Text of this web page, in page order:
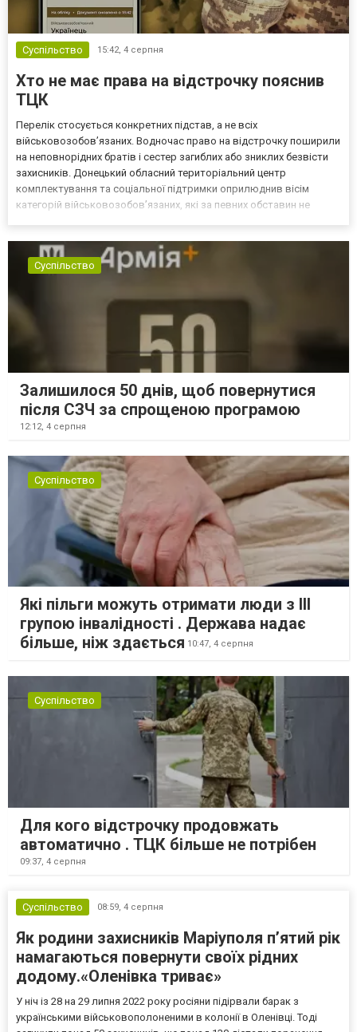
Суспільство 15:42, 4 серпня
Хто не має права на відстрочку пояснив
ТЦК
Перелік стосується конкретних підстав, а не всіх
військовозобов’язаних. Водночас право на відстрочку поширили
на неповнорідних братів і сестер загиблих або зниклих безвісти
захисників. Донецький обласний територіальний центр
комплектування та соціальної підтримки оприлюднив вісім
категорій військовозобов’язаних, які за певних обставин не
Суспільство
Залишилося 50 днів, щоб повернутися
після СЗЧ за спрощеною програмою
12:12, 4 серпня
Суспільство
Які пільги можуть отримати люди з III
групою інвалідності . Держава надає
більше, ніж здається 10:47, 4 серпня
Суспільство
Для кого відстрочку продовжать
автоматично . ТЦК більше не потрібен
09:37, 4 серпня
Суспільство 08:59, 4 серпня
Як родини захисників Маріуполя пʼятий рік
намагаються повернути своїх рідних
додому.«Оленівка триває»
У ніч із 28 на 29 липня 2022 року росіяни підірвали барак з
українськими військовополоненими в колонії в Оленівці. Тоді